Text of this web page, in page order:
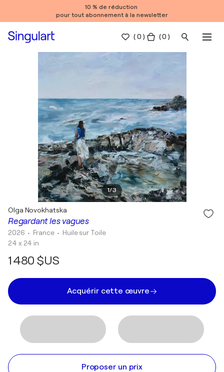
10 % de réduction
pour tout abonnement à la newsletter
(0 ) ( 0 )
1/3
Regardant les vagues
Olga Novokhatska
2026 • France • Huile sur Toile
24 x 24 in
1 480 $US
Acquérir cette œuvre
Proposer un prix